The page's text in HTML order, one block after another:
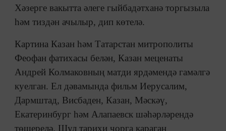
Хәзерге вакытта әлеге гыйбадәтханә торгызыла
һәм тиздән ачылыр, дип көтелә.
Картина Казан һәм Татарстан митрополиты
Феофан фатихасы белән, Казан меценаты
Андрей Колмаковның матди ярдәмендә гамәлгә
куелган. Ел дәвамында фильм Иерусалим,
Дармштад, Висбаден, Казан, Мәскәү,
Екатеринбург һәм Алапаевск шәһәрләрендә
төшерелә. Шул тарихи чорга караган